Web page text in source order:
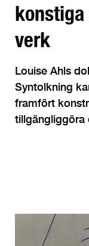
verk
Louise Ahls
Syntolkning
framfört
tillgängliggöra